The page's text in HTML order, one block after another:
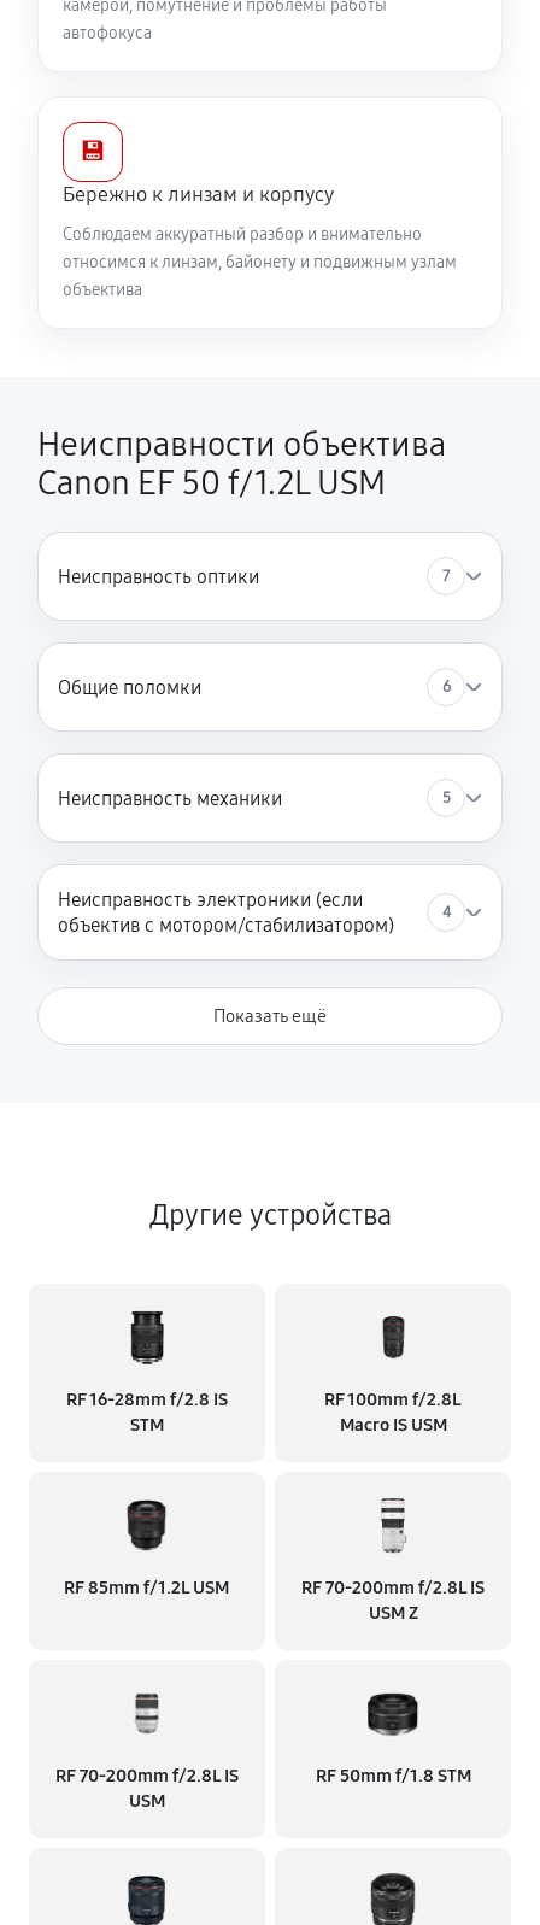
камерой, помутнение и проблемы работы
автофокуса
💾
Бережно к линзам и корпусу
Соблюдаем аккуратный разбор и внимательно
относимся к линзам, байонету и подвижным узлам
объектива
Неисправности объектива
Canon EF 50 f/1.2L USM
Неисправность оптики 7
Общие поломки 6
Неисправность механики 5
Неисправность электроники (если
объектив с мотором/стабилизатором)
4
Показать ещё
Другие устройства
RF 16‑28mm f/2.8 IS
STM
RF 100mm f/2.8L
Macro IS USM
RF 85mm f/1.2L USM
RF 70‑200mm f/2.8L IS
USM Z
RF 70‑200mm f/2.8L IS
USM
RF 50mm f/1.8 STM